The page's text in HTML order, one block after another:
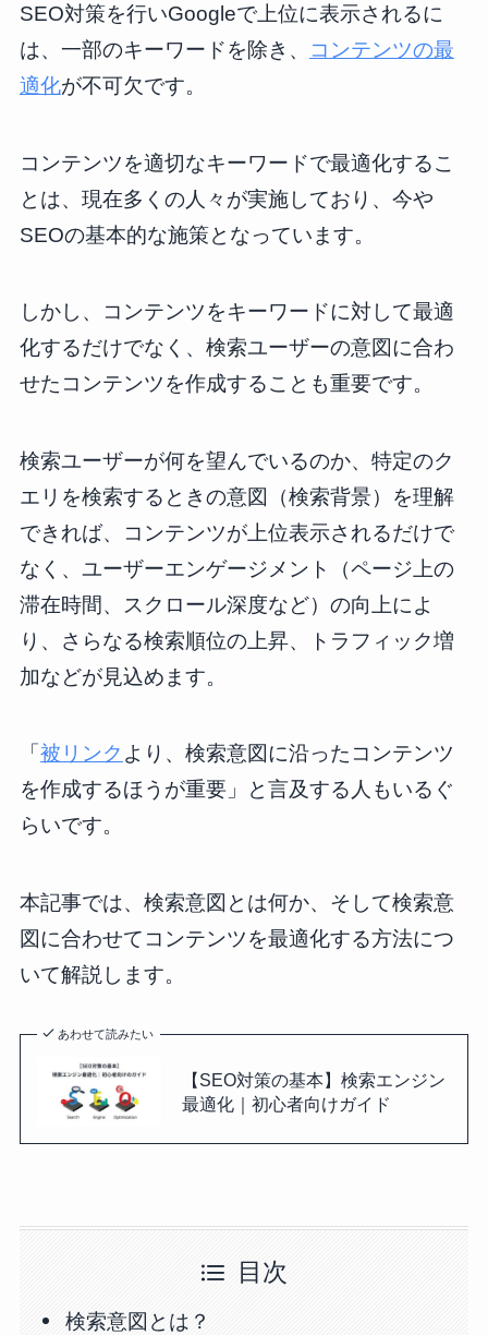
SEO対策を行いGoogleで上位に表示されるに
は、一部のキーワードを除き、
コンテンツの最
適化が不可欠です。
コンテンツを適切なキーワードで最適化するこ
とは、現在多くの人々が実施しており、今や
SEOの基本的な施策となっています。
しかし、コンテンツをキーワードに対して最適
化するだけでなく、検索ユーザーの意図に合わ
せたコンテンツを作成することも重要です。
検索ユーザーが何を望んでいるのか、特定のク
エリを検索するときの意図（検索背景）を理解
できれば、コンテンツが上位表示されるだけで
なく、ユーザーエンゲージメント（ページ上の
滞在時間、スクロール深度など）の向上によ
り、さらなる検索順位の上昇、トラフィック増
加などが見込めます。
「 被リンク より、検索意図に沿ったコンテンツ
を作成するほうが重要」と言及する人もいるぐ
らいです。
本記事では、検索意図とは何か、そして検索意
図に合わせてコンテンツを最適化する方法につ
いて解説します。
あわせて読みたい
【SEO対策の基本】検索エンジン
最適化｜初心者向けガイド
目次
検索意図とは？